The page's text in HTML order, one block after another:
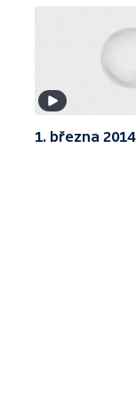
1. března 2014